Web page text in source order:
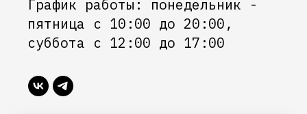
График работы: понедельник -
пятница с 10:00 до 20:00,
суббота с 12:00 до 17:00